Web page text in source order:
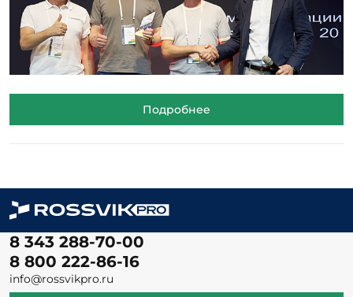
Подробнее
8 343 288-70-00
8 800 222-86-16
info@rossvikpro.ru